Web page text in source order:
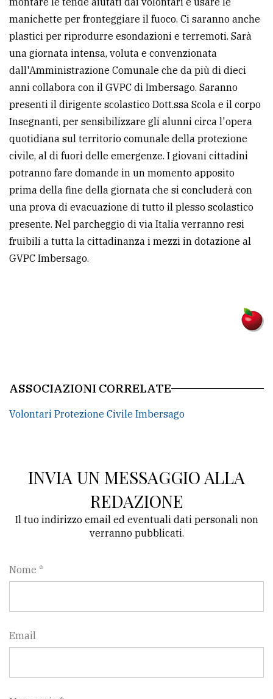
Ricerca
avanzata
LE
ALTRE
TESTATE
PRIVACY
Privacy
Cookie
manichette per fronteggiare il fuoco. Ci saranno anche
plastici per riprodurre esondazioni e terremoti. Sarà
una giornata intensa, voluta e convenzionata
dall'Amministrazione Comunale che da più di dieci
anni collabora con il GVPC di Imbersago. Saranno
presenti il dirigente scolastico Dott.ssa Scola e il corpo
Insegnanti, per sensibilizzare gli alunni circa l'opera
quotidiana sul territorio comunale della protezione
civile, al di fuori delle emergenze. I giovani cittadini
potranno fare domande in un momento apposito
prima della fine della giornata che si concluderà con
una prova di evacuazione di tutto il plesso scolastico
presente. Nel parcheggio di via Italia verranno resi
fruibili a tutta la cittadinanza i mezzi in dotazione al
GVPC Imbersago.
ASSOCIAZIONI CORRELATE
Volontari Protezione Civile Imbersago
INVIA UN MESSAGGIO ALLA
REDAZIONE
Il tuo indirizzo email ed eventuali dati personali non
verranno pubblicati.
Nome *
Email